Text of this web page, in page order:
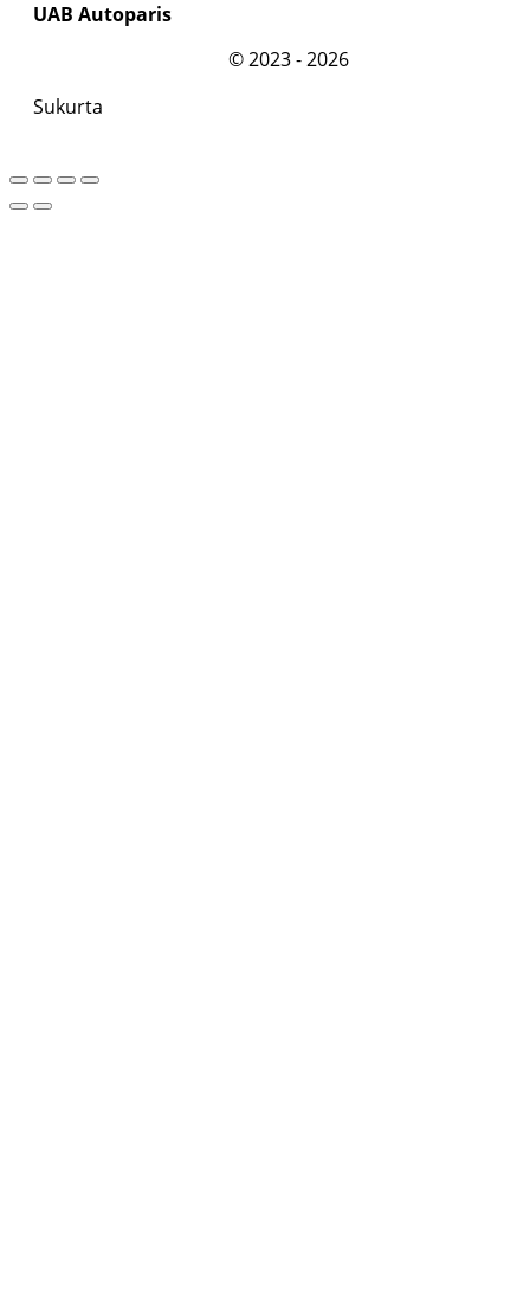
UAB Autoparis
©2023 - 2026
Sukurta